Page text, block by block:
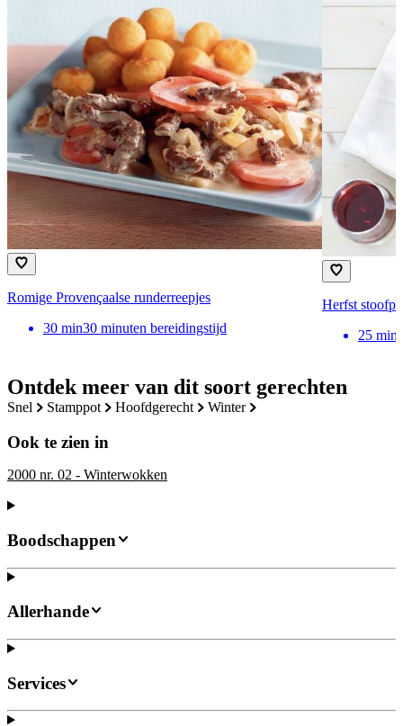
Ontdek meer van dit soort gerechten
snel stamppot hoofdgerecht winter
Ook te zien in
2000 nr. 02 - Winterwokken
Romige Provençaalse runderreepjes
30 min30 minuten bereidingstijd
Herfst
25 min
Boodschappen
Allerhande
Services